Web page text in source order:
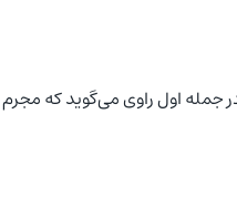
اول راوی می‌گوید که